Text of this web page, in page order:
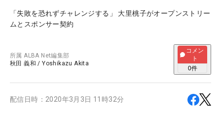
「失敗を恐れずチャレンジする」 大里桃子がオープンストリー
ムとスポンサー契約
所属ALBA Net編集部
秋田 義和 /Yoshikazu Akita
コメン
ト
0件
配信日時： 2020年3月3日 11時32分